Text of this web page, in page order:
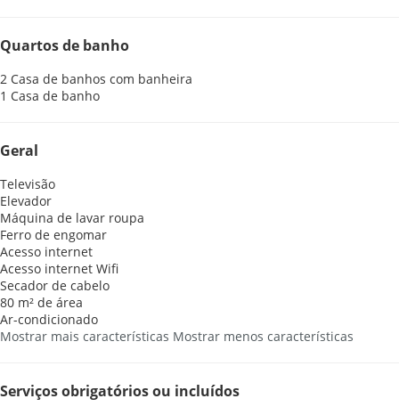
Quartos de banho
2 Casa de banhos com banheira
1 Casa de banho
Geral
Televisão
Elevador
Máquina de lavar roupa
Ferro de engomar
Acesso internet
Acesso internet Wifi
Secador de cabelo
80 m² de área
Ar-condicionado
Mostrar mais características Mostrar menos características
Serviços obrigatórios ou incluídos